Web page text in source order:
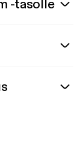
-tasolle